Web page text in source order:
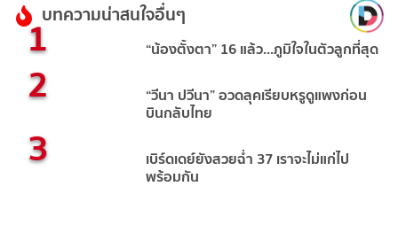
บทความน่าสนใจอื่นๆ
1 “น้องตั้งตา” 16 แล้ว...ภูมิใจในตัวลูกที่สุด
2 “วีนา ปวีนา” อวดลุคเรียบหรูดูแพงก่อน
บินกลับไทย
3 เบิร์ดเดย์ยังสวยฉ่ำ 37 เราจะไม่แก่ไป
พร้อมกัน